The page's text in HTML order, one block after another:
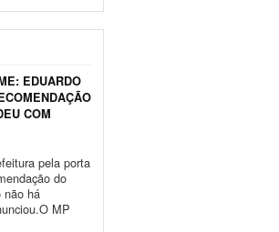
EDUARDO
COM
pela porta
do
não há
MP